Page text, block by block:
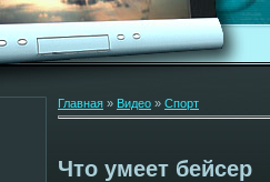
Главная » Видео » Спорт
Что умеет бейсер